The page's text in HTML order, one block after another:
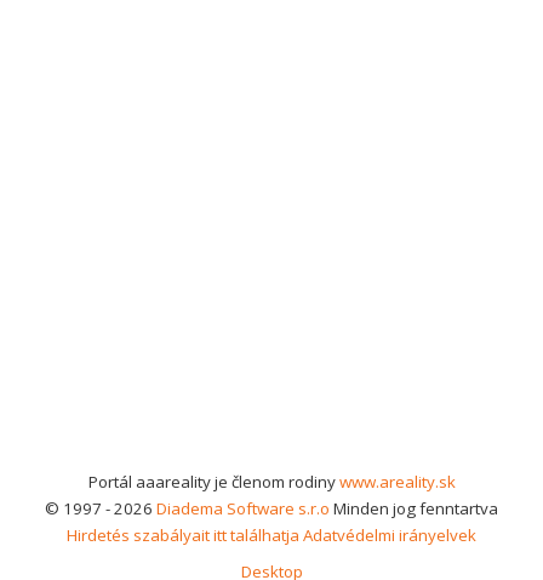
Portál aaareality je členom rodinywww.areality.sk
© 1997 - 2026 Diadema Software s.r.o Minden jog fenntartva
Hirdetés szabályait itt találhatja Adatvédelmi irányelvek
Desktop